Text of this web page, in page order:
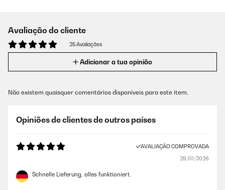
Avaliação do cliente
25 Avaliações
Adicionar a tua opinião
Não existem quaisquer comentários disponíveis para este item.
Opiniões de clientes de outros países
AVALIAÇÃO COMPROVADA
29/01/2026
Schnelle Lieferung, alles funktioniert.